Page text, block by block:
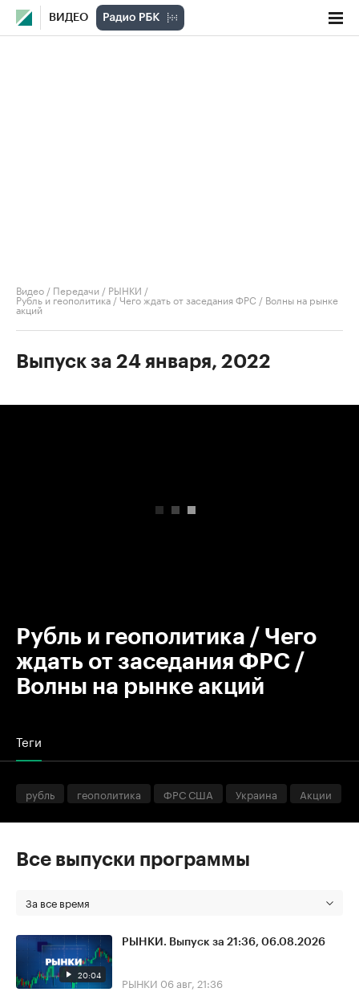
ВИДЕО
Видео / Передачи / РЫНКИ /
Рубль и геополитика / Чего ждать от заседания ФРС / Волны на рынке
акций
Выпуск за 24 января, 2022
Рубль и геополитика / Чего
ждать от заседания ФРС /
Волны на рынке акций
Теги
рубль геополитика ФРС США Украина Акции
Все выпуски программы
За все время
20:04
РЫНКИ. Выпуск за 21:36, 06.08.2026
РЫНКИ 06 авг, 21:36